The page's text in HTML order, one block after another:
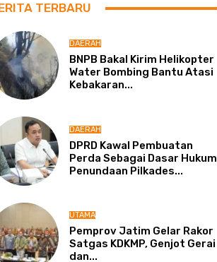
TERBARU
DAERAH
BNPB Bakal Kirim Helikopter
Water Bombing Bantu Atasi
Kebakaran...
DAERAH
DPRD Kawal Pembuatan
Perda Sebagai Dasar Hukum
Penundaan Pilkades...
UTAMA
Pemprov Jatim Gelar Rakor
Satgas KDKMP, Genjot Gerai
dan...